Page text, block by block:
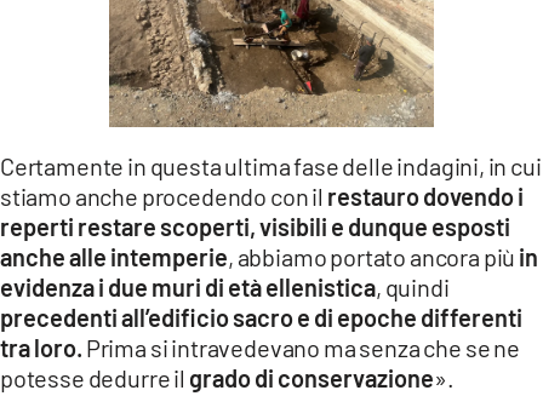
Certamente in questa ultima fase delle indagini, in cui
stiamo anche procedendo con il restauro dovendo i
reperti restare scoperti, visibili e dunque esposti
anche alle intemperie, abbiamo portato ancora più in
evidenza i due muri di età ellenistica, quindi
precedenti all’edificio sacro e di epoche differenti
tra loro. Prima si intravedevano ma senza che se ne
potesse dedurre il grado di conservazione».